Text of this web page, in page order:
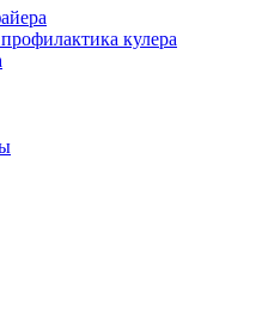
кулера